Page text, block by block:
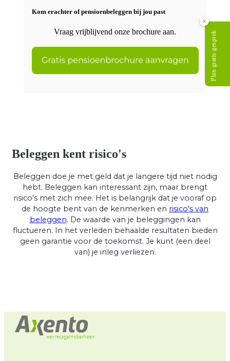
Kom erachter of pensioenbeleggen bij jou past
Vraag vrijblijvend onze brochure aan.
Beleggen kent risico's
Beleggen doe je met geld dat je langere tijd niet nodig
hebt. Beleggen kan interessant zijn, maar brengt
risico's met zich mee. Het is belangrijk dat je vooraf op
de hoogte bent van de kenmerken en risico's van
beleggen. De waarde van je beleggingen kan
fluctueren. In het verleden behaalde resultaten bieden
geen garantie voor de toekomst. Je kunt (een deel
van) je inleg verliezen.
×
Plan gratis gesprek